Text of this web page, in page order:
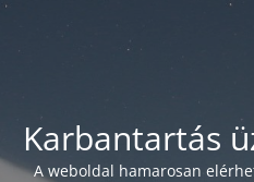
Karbantartás
A weboldal hamarosan